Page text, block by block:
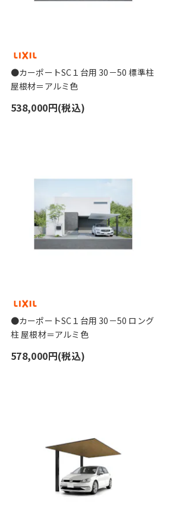
●カーポートSC１台用 30－50 標準柱
屋根材＝アルミ色
538,000円(税込)
●カーポートSC１台用 30－50 ロング
柱 屋根材＝アルミ色
578,000円(税込)